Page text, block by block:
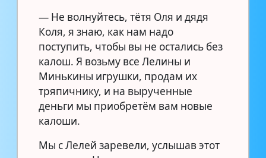
— Не волнуйтесь, тётя Оля и дядя
Коля, я знаю, как нам надо
поступить, чтобы вы не остались без
калош. Я возьму все Лелины и
Минькины игрушки, продам их
тряпичнику, и на вырученные
деньги мы приобретём вам новые
калоши.
Мы с Лелей заревели, услышав этот